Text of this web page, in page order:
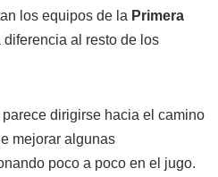
los equipos de la Primera
diferencia al resto de los
parece dirigirse hacia el camino
mejorar algunas
poco a poco en el jugo.